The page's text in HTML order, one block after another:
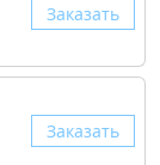
Заказать
Заказать